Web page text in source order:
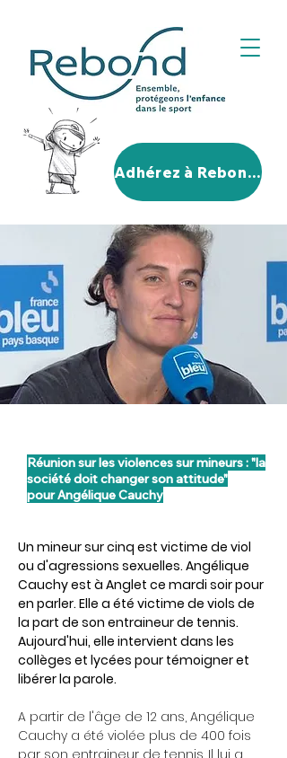
Adhérez à Rebond!
Réunion sur les violences sur mineurs : "la
société doit changer son attitude"
pour Angélique Cauchy
Un mineur sur cinq est victime de viol
ou d'agressions sexuelles. Angélique
Cauchy est à Anglet ce mardi soir pour
en parler. Elle a été victime de viols de
la part de son entraineur de tennis.
Aujourd'hui, elle intervient dans les
collèges et lycées pour témoigner et
libérer la parole.
A partir de l'âge de 12 ans, Angélique
Cauchy a été violée plus de 400 fois
par son entraineur de tennis. Il lui a